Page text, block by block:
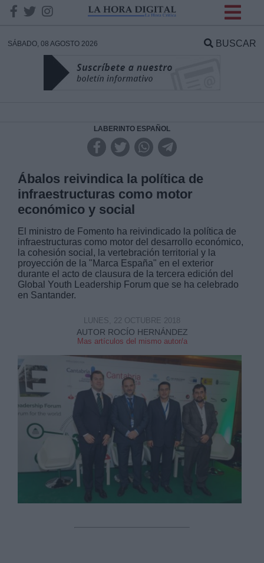
SÁBADO, 08 AGOSTO 2026 BUSCAR
LABERINTO ESPAÑOL
Ábalos reivindica la política de
infraestructuras como motor
económico y social
El ministro de Fomento ha reivindicado la política de
infraestructuras como motor del desarrollo económico,
la cohesión social, la vertebración territorial y la
proyección de la "Marca España" en el exterior
durante el acto de clausura de la tercera edición del
Global Youth Leadership Forum que se ha celebrado
en Santander.
AUTOR ROCÍO HERNÁNDEZ
Mas artículos del mismo autor/a
LUNES, 22 OCTUBRE 2018
DATOS
Responsable:
Legitimación:
Destinatarios:
link
Información adicional
link